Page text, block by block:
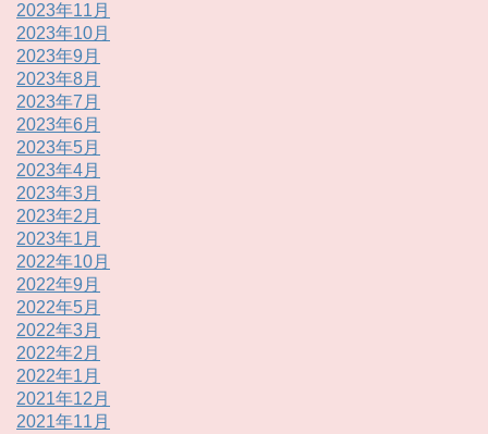
2023年11月
2023年10月
2023年9月
2023年8月
2023年7月
2023年6月
2023年5月
2023年4月
2023年3月
2023年2月
2023年1月
2022年10月
2022年9月
2022年5月
2022年3月
2022年2月
2022年1月
2021年12月
2021年11月